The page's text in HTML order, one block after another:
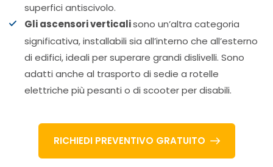
superfici antiscivolo.
Gli ascensori verticalisono un’altra categoria
significativa, installabili sia all’interno che all’esterno
di edifici, ideali per superare grandi dislivelli. Sono
adatti anche al trasporto di sedie a rotelle
elettriche più pesanti o di scooter per disabili.
RICHIEDI PREVENTIVO GRATUITO